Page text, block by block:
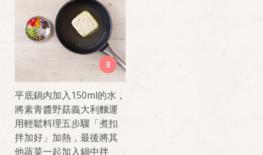
3
平底鍋內加入150ml的水，
將素青醬野菇義大利麵運
用輕鬆料理五步驟「煮扣
拌加好」加熱，最後將其
他蔬菜一起加入鍋中拌